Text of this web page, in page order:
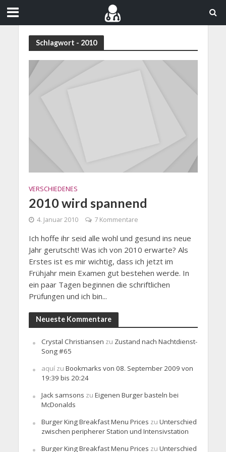
Schlagwort - 2010
VERSCHIEDENES
2010 wird spannend
4. Januar 2010 7 Kommentare
Ich hoffe ihr seid alle wohl und gesund ins neue
Jahr gerutscht! Was ich von 2010 erwarte? Als
Erstes ist es mir wichtig, dass ich jetzt im
Frühjahr mein Examen gut bestehen werde. In
ein paar Tagen beginnen die schriftlichen
Prüfungen und ich bin...
Neueste Kommentare
Crystal Christiansen zu Zustand nach Nachtdienst-
Song #65
aquízu Bookmarks von 08. September 2009 von
19:39 bis 20:24
Jack samsons zu Eigenen Burger basteln bei
McDonalds
Burger King Breakfast Menu Prices zu Unterschied
zwischen peripherer Station und Intensivstation
Burger King Breakfast Menu Prices zu Unterschied